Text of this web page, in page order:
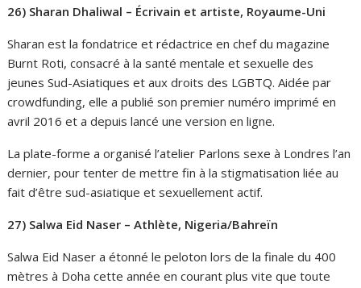
26) Sharan Dhaliwal – Écrivain et artiste, Royaume-Uni
Sharan est la fondatrice et rédactrice en chef du magazine
Burnt Roti, consacré à la santé mentale et sexuelle des
jeunes Sud-Asiatiques et aux droits des LGBTQ. Aidée par
crowdfunding, elle a publié son premier numéro imprimé en
avril 2016 et a depuis lancé une version en ligne.
La plate-forme a organisé l’atelier Parlons sexe à Londres l’an
dernier, pour tenter de mettre fin à la stigmatisation liée au
fait d’être sud-asiatique et sexuellement actif.
27) Salwa Eid Naser – Athlète, Nigeria/Bahreïn
Salwa Eid Naser a étonné le peloton lors de la finale du 400
mètres à Doha cette année en courant plus vite que toute